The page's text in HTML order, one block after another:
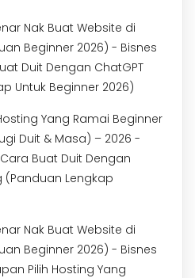
Nak Buat Website di
Beginner 2026) - Bisnes
Duit Dengan ChatGPT
Untuk Beginner 2026)
Yang Ramai Beginner
Duit & Masa) – 2026 -
Cara Buat Duit Dengan
(Panduan Lengkap
Nak Buat Website di
Beginner 2026) - Bisnes
Pilih Hosting Yang